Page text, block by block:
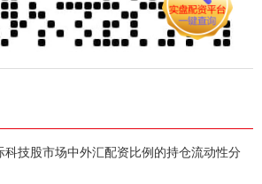
科技股市场中外汇配资比例的持仓流动性分